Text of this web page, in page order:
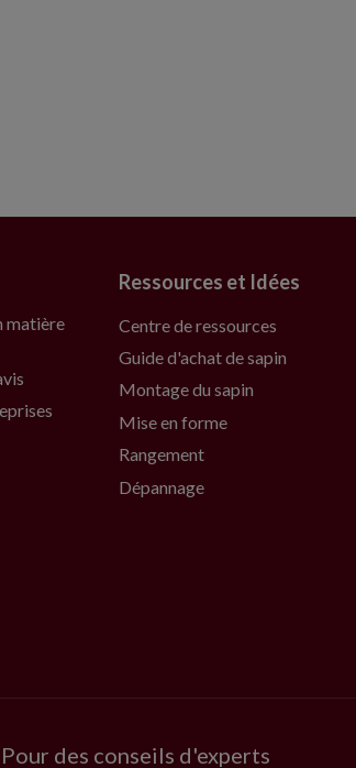
matière
Ressources et Idées
Centre de ressources
Guide d'achat de sapin
Montage du sapin
Mise en forme
Rangement
Dépannage
Pour des conseils d'experts